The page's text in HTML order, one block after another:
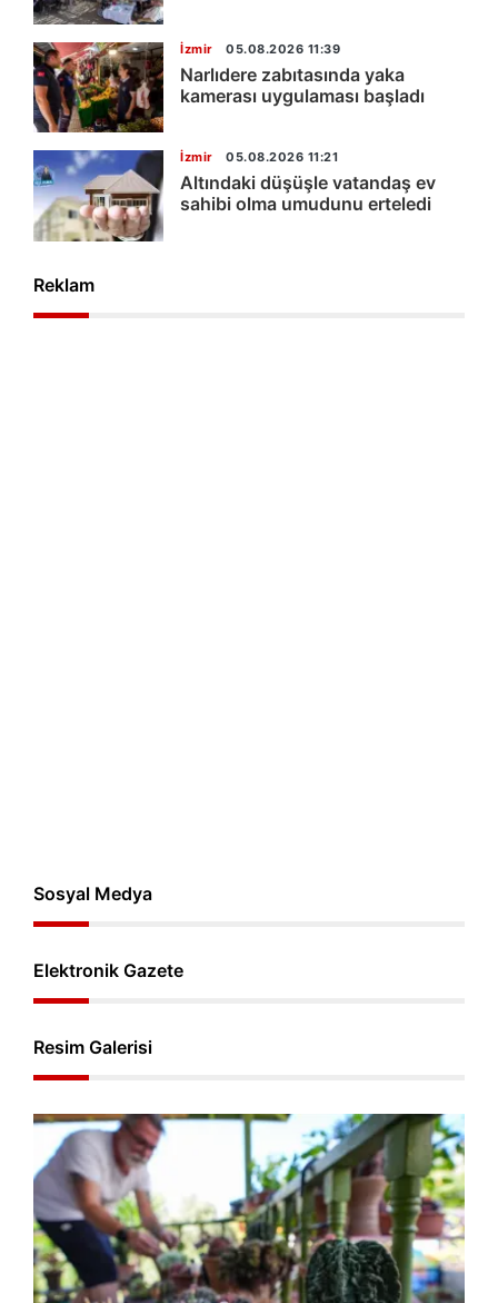
İzmir 05.08.2026 11:39
Narlıdere zabıtasında yaka
kamerası uygulaması başladı
İzmir 05.08.2026 11:21
Altındaki düşüşle vatandaş ev
sahibi olma umudunu erteledi
Reklam
Sosyal Medya
Elektronik Gazete
Resim Galerisi